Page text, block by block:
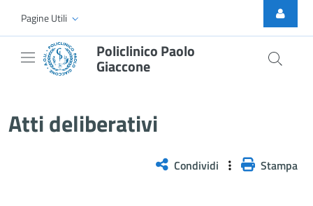
Skip to Main Content
Pagine Utili
Policlinico Paolo
Giaccone
Atti deliberativi
Condividi Stampa